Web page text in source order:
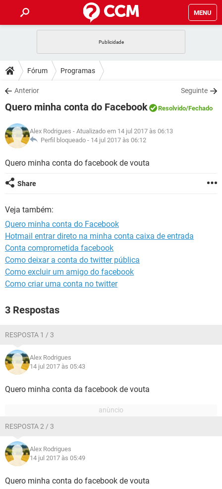
MENU
CELULAR
OUTLOOK
INSTAGRAM GMAIL
GUIA DE COMPRAS
DICAS
JOGOS
INSTAGRAM GMAIL
GUIA DE COMPRAS
DOWNLOADS
JOGOS WHATSAPP
CELULAR
OUTLOOK EXCEL
INSTAGRAM GMAIL
FÓRUM
JOGOS WHATSAPP
CELULAR
OUTLOOK EXCEL
INSTAGRAM
GLOSSÁRIO
WHATSAPP
INSTAGRAM
GUIA DE COMPRAS
Fórum Programas
Anterior Seguinte
Quero minha conta do Facebook Resolvido/Fechado
Alex Rodrigues - Atualizado em 14 jul 2017 às 06:13
Perfil bloqueado - 14 jul 2017 às 06:12
Quero minha conta do facebook de vouta
Share
Veja também:
Quero minha conta do Facebook
Hotmail entrar direto na minha conta caixa de entrada
Conta comprometida facebook
Como deixar a conta do twitter pública
Como excluir um amigo do facebook
Como criar uma conta no twitter
3 Respostas
RESPOSTA 1 / 3
Alex Rodrigues
14 jul 2017 às 05:43
Quero minha conta da facebook de vouta
RESPOSTA 2 / 3
Alex Rodrigues
14 jul 2017 às 05:49
Quero minha conta do facebook de vouta